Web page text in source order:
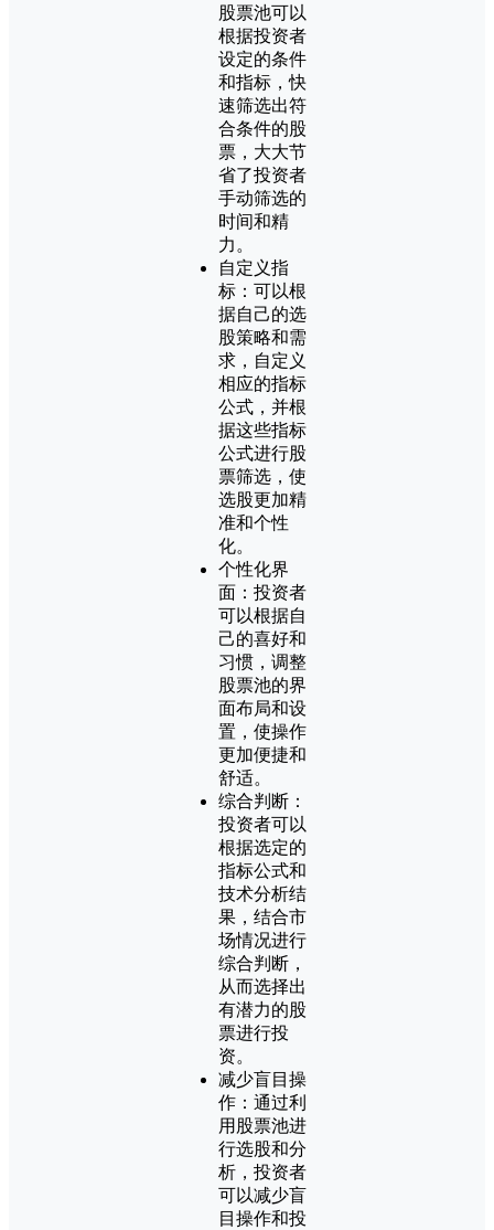
股票池可以
根据投资者
设定的条件
和指标，快
速筛选出符
合条件的股
票，大大节
省了投资者
手动筛选的
时间和精
力。
自定义指
标：可以根
据自己的选
股策略和需
求，自定义
相应的指标
公式，并根
据这些指标
公式进行股
票筛选，使
选股更加精
准和个性
化。
个性化界
面：投资者
可以根据自
己的喜好和
习惯，调整
股票池的界
面布局和设
置，使操作
更加便捷和
舒适。
综合判断：
投资者可以
根据选定的
指标公式和
技术分析结
果，结合市
场情况进行
综合判断，
从而选择出
有潜力的股
票进行投
资。
减少盲目操
作：通过利
用股票池进
行选股和分
析，投资者
可以减少盲
目操作和投